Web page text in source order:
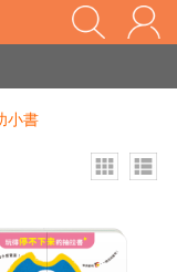
家長樂了!「風車書版集團暨FOOD超人企業總部」目前正興建中!
小書